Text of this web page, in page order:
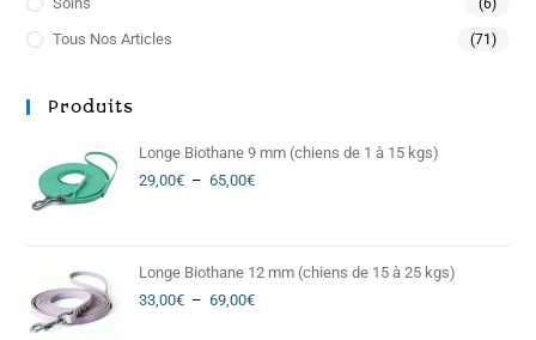
(6)
Tous Nos Articles (71)
Produits
Longe Biothane 9 mm (chiens de 1 à 15 kgs)
29,00€ – 65,00€
Longe Biothane 12 mm (chiens de 15 à 25 kgs)
33,00€ – 69,00€